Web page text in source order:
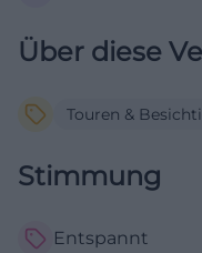
Über diese
Touren &
Stimmung
Entspannt